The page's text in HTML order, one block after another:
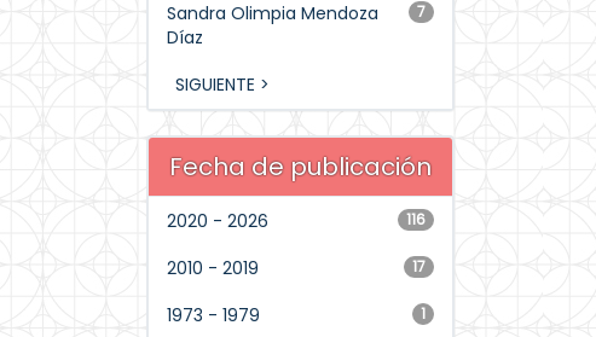
7
Sandra Olimpia Mendoza
Díaz
SIGUIENTE >
Fecha de publicación
116
2020 - 2026
17
2010 - 2019
1
1973 - 1979